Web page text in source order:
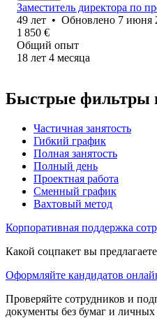
Заместитель директора по
49 лет • Обновлено 7 июня
1 850 €
Общий опыт
18 лет 4 месяца
Быстрые фильтры
Частичная занятость
Гибкий график
Полная занятость
Полный день
Проектная работа
Сменный график
Вахтовый метод
Корпоративная поддержка
Какой соцпакет вы
Оформляйте кандидатов
Проверяйте сотрудников и
документы без бумаг и личных